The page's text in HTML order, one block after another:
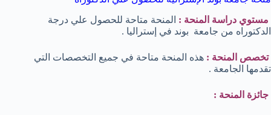
مستوي دراسة المنحة : المنحة متاحة للحصول علي درجة
الدكتوراه من جامعة بوند في إستراليا .
تخصص المنحة : هذه المنحة متاحة في جميع التخصصات التي
تقدمها الجامعة .
جائزة المنحة :